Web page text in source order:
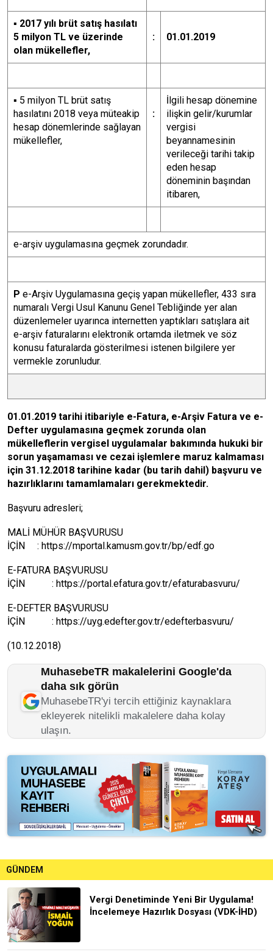
▪ 2017 yılı brüt satış hasılatı
5 milyon TL ve üzerinde
olan mükellefler,
: 01.01.2019
▪ 5 milyon TL brüt satış
hasılatını 2018 veya müteakip
hesap dönemlerinde sağlayan
mükellefler,
:
İlgili hesap dönemine
ilişkin gelir/kurumlar
vergisi
beyannamesinin
verileceği tarihi takip
eden hesap
döneminin başından
itibaren,
e-arşiv uygulamasına geçmek zorundadır.
P e-Arşiv Uygulamasına geçiş yapan mükellefler, 433 sıra
numaralı Vergi Usul Kanunu Genel Tebliğinde yer alan
düzenlemeler uyarınca internetten yaptıkları satışlara ait
e-arşiv faturalarını elektronik ortamda iletmek ve söz
konusu faturalarda gösterilmesi istenen bilgilere yer
vermekle zorunludur.
01.01.2019 tarihi itibariyle e-Fatura, e-Arşiv Fatura ve e-
Defter uygulamasına geçmek zorunda olan
mükelleflerin vergisel uygulamalar bakımında hukuki bir
sorun yaşamaması ve cezai işlemlere maruz kalmaması
için 31.12.2018 tarihine kadar (bu tarih dahil) başvuru ve
hazırlıklarını tamamlamaları gerekmektedir.
Başvuru adresleri;
MALİ MÜHÜR BAŞVURUSU
İÇİN : https://mportal.kamusm.gov.tr/bp/edf.go
E-FATURA BAŞVURUSU
İÇİN : https://portal.efatura.gov.tr/efaturabasvuru/
E-DEFTER BAŞVURUSU
İÇİN : https://uyg.edefter.gov.tr/edefterbasvuru/
(10.12.2018)
MuhasebeTR makalelerini Google'da
daha sık görün
MuhasebeTR'yi tercih ettiğiniz kaynaklara
ekleyerek nitelikli makalelere daha kolay
ulaşın.
GÜNDEM
Vergi Denetiminde Yeni Bir Uygulama!
İncelemeye Hazırlık Dosyası (VDK-İHD)